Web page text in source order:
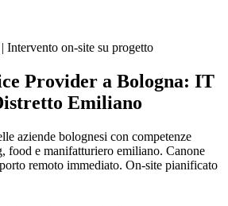
Intervento on-site su progetto
Provider a Bologna: IT
Emiliano
aziende bolognesi con competenze
food e manifatturiero emiliano. Canone
remoto immediato. On-site pianificato